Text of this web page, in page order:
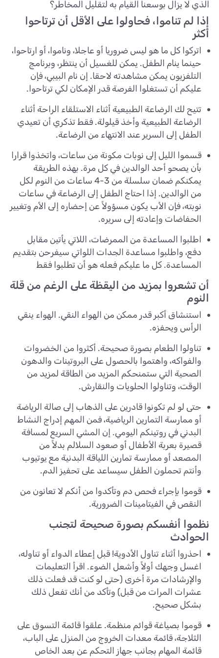
الذي لا يزال بوسعنا القيام به لتقليل المخاطر؟
إذا لم تناموا، فحاولوا على الأقل أن ترتاحوا
أكثر
اتركوا كل ما هو ليس ضروريا أو عاجلا، وناموا، أو ارتاحوا،
حينما ينام الطفل. يمكن للغسيل أن ينتظر، وبرنامج
التلفزيون يمكن مشاهدته لاحقا. إن نام البيبي، فإن
عليكم أن تستغلوا الفرصة قدر الإمكان لكي ترتاحوا.
تتيح لك الرضاعة الطبيعية أثناء الاستلقاء الراحة أثناء
الرضاعة الطبيعية وأخذ قيلولة. فقط تذكري أن تعيدي
الطفل إلى السرير عند الانتهاء من الرضاعة.
قسموا الليل إلى نوبات مكونة من ساعات، واتخذوا قرارا
بأن يصحو أحد الوالدين في كل مرة. بهذه الطريقة
يمكنكم ضمان سلسلة من 3-4 ساعات من النوم لكل
من الوالدين. إذا احتاج الطفل إلى الرضاعة في ساعات
نوبته، فإن الأب يكون مسؤولاً عن إحضاره إلى الأم وتغيير
الحفاضات وإعادته إلى سريره.
اطلبوا المساعدة من الممرضات، اللاتي يأتين مقابل
دفع، واطلبوا مساعدة الجدات اللواتي سيفرحن بتقديم
المساعدة. كل ما عليكم فعله هو أن تطلبوا فقط
أن تشعروا بمزيد من اليقظة على الرغم من قلة
النوم
استنشاق أكبر قدر ممكن من الهواء النقي. الهواء ينقي
الرأس ويحفزه.
تناولوا الطعام بصورة صحيحة. أكثروا من الخضروات
والفواكه، واهتموا بالحصول على البروتينات والدهون
الصحية التي ستمنحكم المزيد من الطاقة لمزيد من
الوقت، وتناولوا الحلويات والنقارش.
حتى لو لم تكونوا قادرين على الذهاب إلى صالة الرياضة
أو ممارسة التمارين الرياضية، فمن المهم إدراج النشاط
البدني في روتينكم اليومي. إن المشي السريع لمسافة
قصيرة بعربة الأطفال أو صعود السلالم بدلاً من
المصعد أو ممارسة تمارين اللياقة البدنية مع يوتيوب
وأنتم تحملون الطفل سيساعد على تحفيز الدم.
قوموا بإجراء فحص دم وتأكدوا من أنكم لا تعانون من
النقص في الفيتامينات الضرورية.
نظموا أنفسكم بصورة صحيحة لتجنب
الحوادث
احذروا أثناء تناول الأدوية! قبل إعطاء الدواء أو تناوله،
اغسل وجهك أولاً وأشعل الضوء. اقرأ التعليمات
والإرشادات مرة أخرى (حتى لو كنت قد فعلت ذلك
عشرات المرات من قبل) وتأكد من أنك تفعل ذلك
بشكل صحيح.
قوموا بصياغة قوائم منظمة. علقوا قائمة التسوق على
الثلاجة، قائمة معدات الخروج من المنزل على الباب،
قائمة المهام بجانب جهاز التحكم عن بعد الخاص